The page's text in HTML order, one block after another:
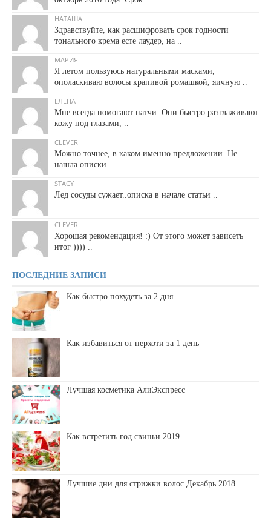
НАТАША
Здравствуйте, как расшифровать срок годности
тонального крема есте лаудер, на ..
МАРИЯ
Я летом пользуюсь натуральными масками,
ополаскиваю волосы крапивой ромашкой, яичную ..
ЕЛЕНА
Мне всегда помогают патчи. Они быстро разглаживают
кожу под глазами, ..
CLEVER
Можно точнее, в каком именно предложении. Не
нашла описки... ..
STACY
Лед сосуды сужает..описка в начале статьи ..
CLEVER
Хорошая рекомендация! :) От этого может зависеть
итог )))) ..
ПОСЛЕДНИЕ ЗАПИСИ
Как быстро похудеть за 2 дня
Как избавиться от перхоти за 1 день
Лучшая косметика АлиЭкспресс
Как встретить год свиньи 2019
Лучшие дни для стрижки волос Декабрь 2018